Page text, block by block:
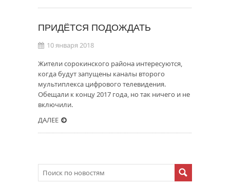
ПРИДЁТСЯ ПОДОЖДАТЬ
10 января 2018
Жители сорокинского района интересуются,
когда будут запущены каналы второго
мультиплекса цифрового телевидения.
Обещали к концу 2017 года, но так ничего и не
включили.
ДАЛЕЕ